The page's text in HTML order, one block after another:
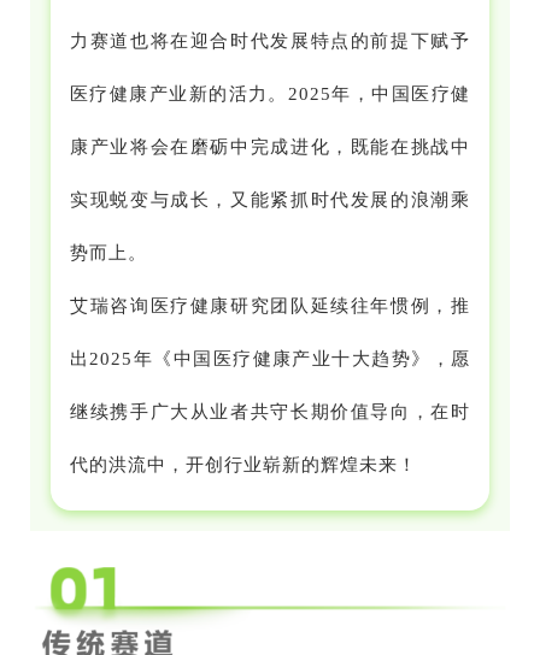
力赛道也将在迎合时代发展特点的前提下赋予
医疗健康产业新的活力。2025年，中国医疗健
康产业将会在磨砺中完成进化，既能在挑战中
实现蜕变与成长，又能紧抓时代发展的浪潮乘
势而上。
艾瑞咨询医疗健康研究团队延续往年惯例，推
出2025年《中国医疗健康产业十大趋势》，愿
继续携手广大从业者共守长期价值导向，在时
代的洪流中，开创行业崭新的辉煌未来！